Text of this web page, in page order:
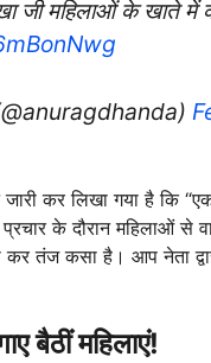
जी महिलाओं के
कर लिखा गया है कि
प्रचार के दौरान महिलाओं
तंज कसा है। आप नेता
बैठीं महिलाएं!